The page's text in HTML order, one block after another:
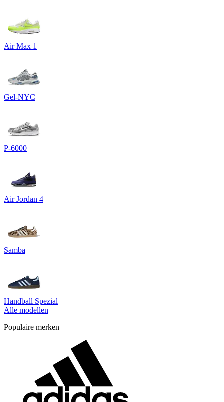
Air Max 1
Gel-NYC
P-6000
Air Jordan 4
Samba
Handball Spezial
Alle modellen
Populaire merken